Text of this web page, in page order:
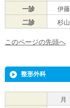
一診
伊藤
二診
杉山
このページの先頭へ
整形外科
月